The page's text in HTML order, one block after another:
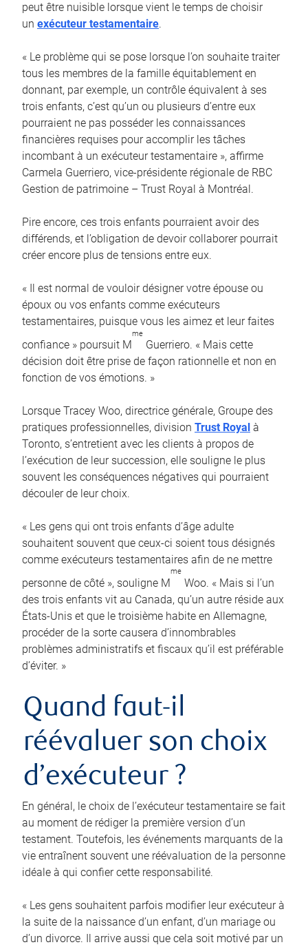
peut être nuisible lorsque vient le temps de choisir
un exécuteur testamentaire.
« Le problème qui se pose lorsque l’on souhaite traiter
tous les membres de la famille équitablement en
donnant, par exemple, un contrôle équivalent à ses
trois enfants, c’est qu’un ou plusieurs d’entre eux
pourraient ne pas posséder les connaissances
financières requises pour accomplir les tâches
incombant à un exécuteur testamentaire », affirme
Carmela Guerriero, vice-présidente régionale de RBC
Gestion de patrimoine – Trust Royal à Montréal.
Pire encore, ces trois enfants pourraient avoir des
différends, et l’obligation de devoir collaborer pourrait
créer encore plus de tensions entre eux.
« Il est normal de vouloir désigner votre épouse ou
époux ou vos enfants comme exécuteurs
testamentaires, puisque vous les aimez et leur faites
confiance » poursuit M
me
Guerriero. « Mais cette
décision doit être prise de façon rationnelle et non en
fonction de vos émotions. »
Lorsque Tracey Woo, directrice générale, Groupe des
pratiques professionnelles, division Trust Royal à
Toronto, s’entretient avec les clients à propos de
l’exécution de leur succession, elle souligne le plus
souvent les conséquences négatives qui pourraient
découler de leur choix.
« Les gens qui ont trois enfants d’âge adulte
souhaitent souvent que ceux-ci soient tous désignés
comme exécuteurs testamentaires afin de ne mettre
personne de côté », souligne M
me
Woo. « Mais si l’un
des trois enfants vit au Canada, qu’un autre réside aux
États-Unis et que le troisième habite en Allemagne,
procéder de la sorte causera d’innombrables
problèmes administratifs et fiscaux qu’il est préférable
d’éviter. »
Quand faut-il
réévaluer son choix
d’exécuteur ?
En général, le choix de l’exécuteur testamentaire se fait
au moment de rédiger la première version d’un
testament. Toutefois, les événements marquants de la
vie entraînent souvent une réévaluation de la personne
idéale à qui confier cette responsabilité.
« Les gens souhaitent parfois modifier leur exécuteur à
la suite de la naissance d’un enfant, d’un mariage ou
d’un divorce. Il arrive aussi que cela soit motivé par un